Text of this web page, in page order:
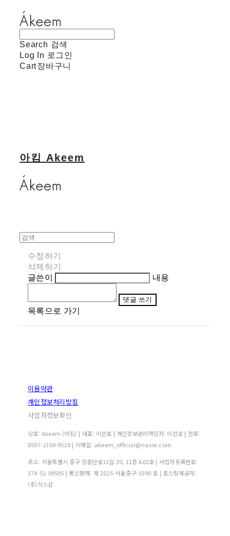
Search 검색
Log In 로그인
Cart장바구니
아킴 Akeem
수정하기
삭제하기
글쓴이
내용
댓글 쓰기
목록으로 가기
이용약관
개인정보처리방침
사업자정보확인
상호: Akeem (아킴) | 대표: 이선호 | 개인정보관리책임자: 이선호 | 전화:
0507-1309-9529 | 이메일: akeem_official@naver.com
주소: 서울특별시 중구 장충단로13길 20, 11층 A03호 | 사업자등록번호:
374-51-00505 | 통신판매: 제 2025-서울중구-1090 호 | 호스팅제공자:
(주)식스샵